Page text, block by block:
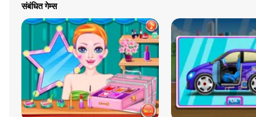
संबंधित गेम्स